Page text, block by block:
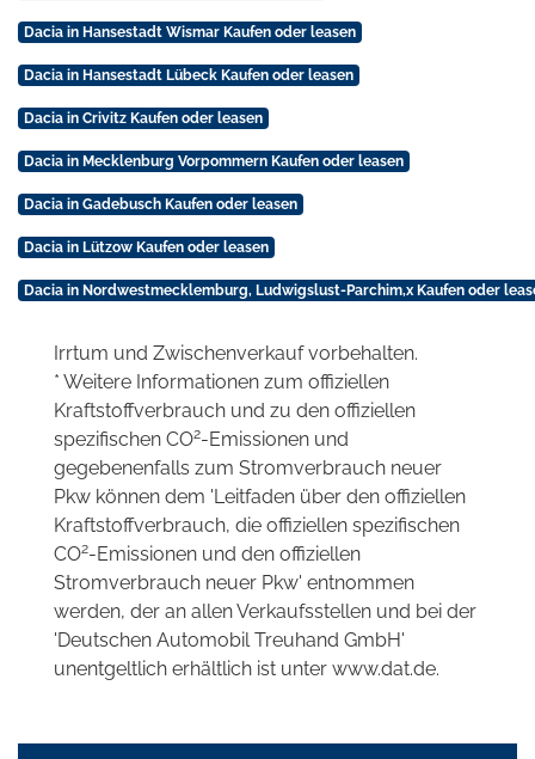
Dacia in Hansestadt Wismar Kaufen oder leasen
Dacia in Hansestadt Lübeck Kaufen oder leasen
Dacia in Crivitz Kaufen oder leasen
Dacia in Mecklenburg Vorpommern Kaufen oder leasen
Dacia in Gadebusch Kaufen oder leasen
Dacia in Lützow Kaufen oder leasen
Dacia in Nordwestmecklemburg, Ludwigslust-Parchim,x Kaufen oder
Irrtum und Zwischenverkauf vorbehalten.
* Weitere Informationen zum offiziellen
Kraftstoffverbrauch und zu den offiziellen
spezifischen CO2-Emissionen und
gegebenenfalls zum Stromverbrauch neuer
Pkw können dem 'Leitfaden über den offiziellen
Kraftstoffverbrauch, die offiziellen spezifischen
CO2-Emissionen und den offiziellen
Stromverbrauch neuer Pkw' entnommen
werden, der an allen Verkaufsstellen und bei der
'Deutschen Automobil Treuhand GmbH'
unentgeltlich erhältlich ist unter www.dat.de.